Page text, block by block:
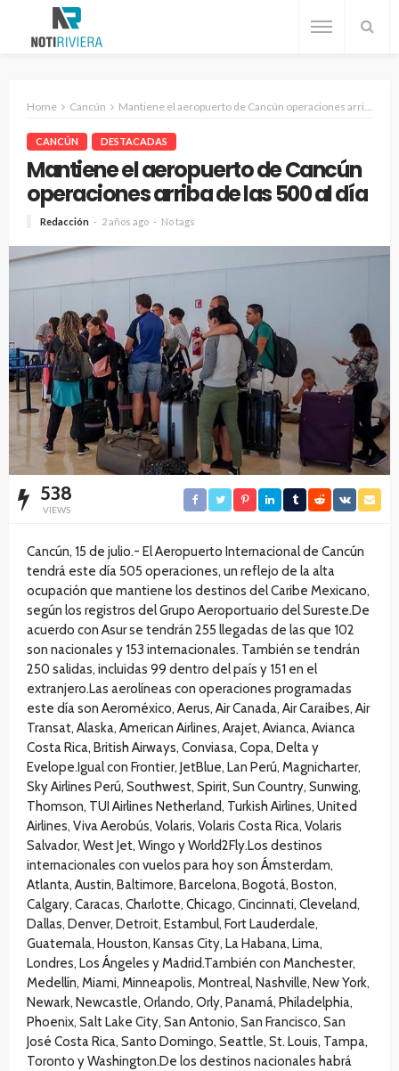
Home Cancún Mantiene el aeropuerto de Cancún operaciones arriba de las 500 al día
CANCÚN DESTACADAS
Mantiene el aeropuerto de Cancún
operaciones arriba de las 500 al día
Redacción 2 años ago No tags
538
VIEWS
Cancún, 15 de julio.- El Aeropuerto Internacional de Cancún
tendrá este día 505 operaciones, un reflejo de la alta
ocupación que mantiene los destinos del Caribe Mexicano,
según los registros del Grupo Aeroportuario del Sureste.De
acuerdo con Asur se tendrán 255 llegadas de las que 102
son nacionales y 153 internacionales. También se tendrán
250 salidas, incluidas 99 dentro del país y 151 en el
extranjero.Las aerolíneas con operaciones programadas
este día son Aeroméxico, Aerus, Air Canada, Air Caraibes, Air
Transat, Alaska, American Airlines, Arajet, Avianca, Avianca
Costa Rica, British Airways, Conviasa, Copa, Delta y
Evelope.Igual con Frontier, JetBlue, Lan Perú, Magnicharter,
Sky Airlines Perú, Southwest, Spirit, Sun Country, Sunwing,
Thomson, TUI Airlines Netherland, Turkish Airlines, United
Airlines, Viva Aerobús, Volaris, Volaris Costa Rica, Volaris
Salvador, West Jet, Wingo y World2Fly.Los destinos
internacionales con vuelos para hoy son Ámsterdam,
Atlanta, Austin, Baltimore, Barcelona, Bogotá, Boston,
Calgary, Caracas, Charlotte, Chicago, Cincinnati, Cleveland,
Dallas, Denver, Detroit, Estambul, Fort Lauderdale,
Guatemala, Houston, Kansas City, La Habana, Lima,
Londres, Los Ángeles y Madrid.También con Manchester,
Medellín, Miami, Minneapolis, Montreal, Nashville, New York,
Newark, Newcastle, Orlando, Orly, Panamá, Philadelphia,
Phoenix, Salt Lake City, San Antonio, San Francisco, San
José Costa Rica, Santo Domingo, Seattle, St. Louis, Tampa,
Toronto y Washington.De los destinos nacionales habrá